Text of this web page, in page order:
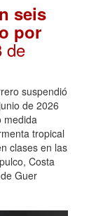
seis
por
de
suspendió
de 2026
medida
tropical
clases en las
Costa
Guer